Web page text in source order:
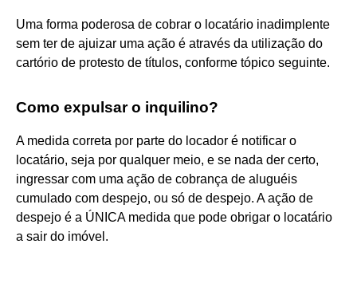
Uma forma poderosa de cobrar o locatário inadimplente
sem ter de ajuizar uma ação é através da utilização do
cartório de protesto de títulos, conforme tópico seguinte.
Como expulsar o inquilino?
A medida correta por parte do locador é notificar o
locatário, seja por qualquer meio, e se nada der certo,
ingressar com uma ação de cobrança de aluguéis
cumulado com despejo, ou só de despejo. A ação de
despejo é a ÚNICA medida que pode obrigar o locatário
a sair do imóvel.